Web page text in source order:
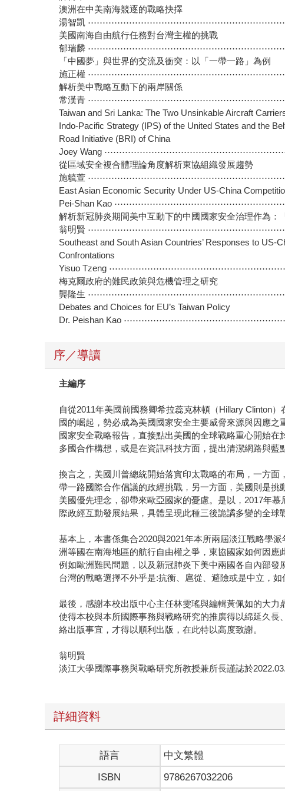
澳洲在中美南海競逐的戰略抉擇
湯智凱
美國南海自由航行任務對台灣主權的挑戰
郁瑞麟
「中國夢」與世界的交流及衝突：以「一帶一路」為例
施正權
解析美中戰略互動下的兩岸關係
常漢青
Taiwan and Sri Lanka: The Two Unsinkable Aircraft
Indo-Pacific Strategy (IPS) of the United States and the
Road Initiative (BRI) of China
Joey Wang
從區域安全複合體理論角度解析東協組織發展趨勢
施毓萱
East Asian Economic Security Under US-China
Pei-Shan Kao
解析新冠肺炎期間美中互動下的中國國家安全治理作為：
翁明賢
Southeast and South Asian Countries’ Responses to US-
Confrontations
Yisuo Tzeng
梅克爾政府的難民政策與危機管理之研究
龔隆生
Debates and Choices for EU’s Taiwan Policy
Dr. Peishan Kao
序／導讀
主編序
自從2011年美國前國務卿希拉蕊克林頓（Hillary Clinton
國的崛起，勢必成為美國國家安全主要威脅來源與因應
國家安全戰略報告，直接點出美國的全球戰略重心開始
多國合作構想，或是在資訊科技方面，提出清潔網路與藍
換言之，美國川普總統開始落實印太戰略的布局，一方
帶一路國際合作倡議的政經挑戰，另一方面，美國則是
美國優先理念，卻帶來歐亞國家的憂慮。是以，2017年
際政經互動發展結果，具體呈現此種三後詭譎多變的全球
基本上，本書係集合2020與2021年本所兩屆淡江戰略學
洲等國在南海地區的航行自由權之爭，東協國家如何因
例如歐洲難民問題，以及新冠肺炎下美中兩國各自內部
台灣的戰略選擇不外乎是:抗衡、扈從、避險或是中立，如
最後，感謝本校出版中心主任林雯瑤與編輯黃佩如的大
使得本校與本所國際事務與戰略研究的推廣得以綿延久
絡出版事宜，才得以順利出版，在此特以高度致謝。
翁明賢
淡江大學國際事務與戰略研究所教授兼所長謹誌於
詳細資料
語言 中文繁體
ISBN
9786267032206